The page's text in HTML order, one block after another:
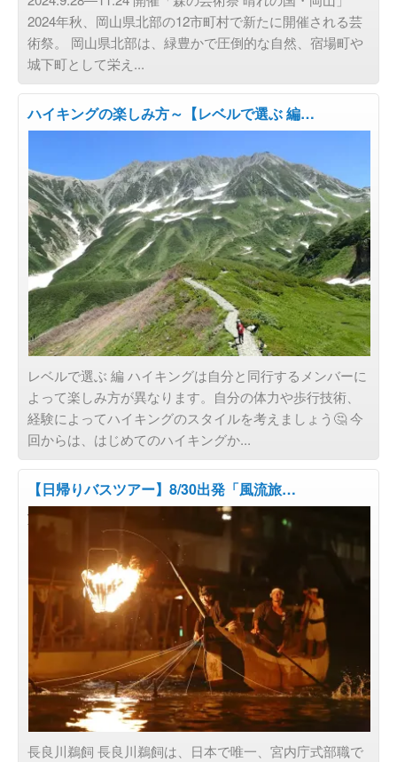
2024年秋、岡山県北部の12市町村で新たに開催される芸
術祭。 岡山県北部は、緑豊かで圧倒的な自然、宿場町や
城下町として栄え...
ハイキングの楽しみ方～【レベルで選ぶ 編…
レベルで選ぶ 編 ハイキングは自分と同行するメンバーに
よって楽しみ方が異なります。自分の体力や歩行技術、
経験によってハイキングのスタイルを考えましょう🤔 今
回からは、はじめてのハイキングか...
【日帰りバスツアー】8/30出発「風流旅…
旅の目的で選ぶ
長良川鵜飼 長良川鵜飼は、日本で唯一、宮内庁式部職で